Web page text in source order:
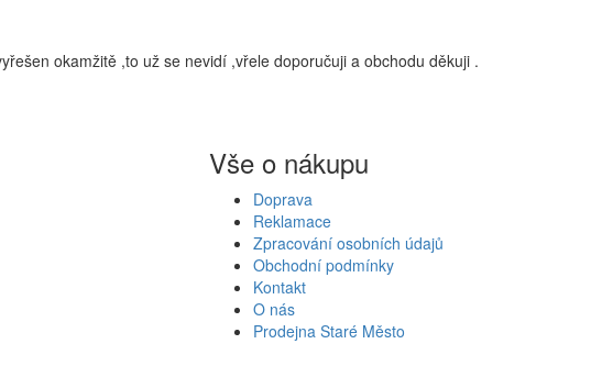
okamžitě ,to už se nevidí ,vřele doporučuji a obchodu děkuji .
Vše o nákupu
Doprava
Reklamace
Zpracování osobních údajů
Obchodní podmínky
Kontakt
O nás
Prodejna Staré Město